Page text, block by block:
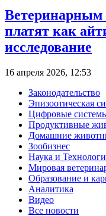
Ветеринарным
платят как
исследование
16 апреля 2026, 12:53
Законодательство
Эпизоотическая
Цифровые
Продуктивные
Домашние
Зообизнес
Наука и
Мировая
Образование и
Аналитика
Видео
Все новости